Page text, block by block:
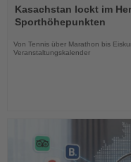
Sie
die
Nachrichten
Kasachstan lockt im
Sporthöhepunkten
Von Tennis über Marathon bis
Veranstaltungskalender